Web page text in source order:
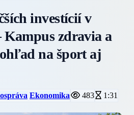
investícií v
zdravia a
na šport aj
Ekonomika 483 1:31